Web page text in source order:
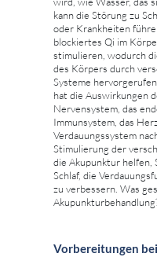
kann die Störung zu
oder Krankheiten
blockiertes Qi im
stimulieren, wodurch
des Körpers durch
Systeme
hat die Auswirkungen
Nervensystem, das
Immunsystem, das
Verdauungssystem
Stimulierung der
die Akupunktur helfen,
Schlaf, die
zu verbessern. Was
Vorbereitungen